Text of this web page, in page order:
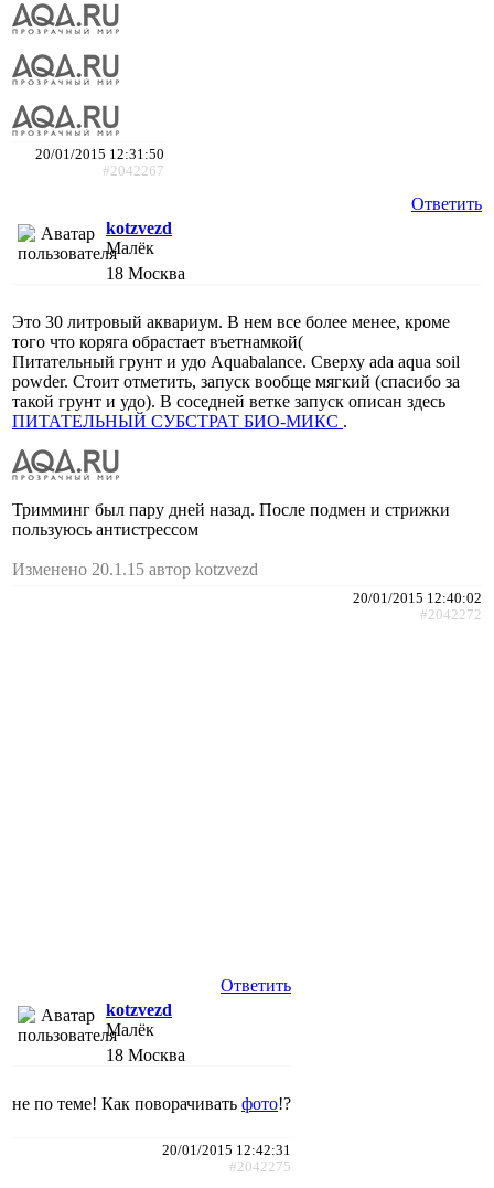
20/01/2015 12:31:50
#2042267
Ответить
kotzvezd
Малёк
18 Москва
Это 30 литровый аквариум. В нем все более менее, кроме
того что коряга обрастает въетнамкой(
Питательный грунт и удо Aquabalance. Сверху ada aqua soil
powder. Стоит отметить, запуск вообще мягкий (спасибо за
такой грунт и удо). В соседней ветке запуск описан здесь
ПИТАТЕЛЬНЫЙ СУБСТРАТ БИО-МИКС .
Тримминг был пару дней назад. После подмен и стрижки
пользуюсь антистрессом
Изменено 20.1.15 автор kotzvezd
20/01/2015 12:40:02
#2042272
Ответить
kotzvezd
Малёк
18 Москва
не по теме! Как поворачивать фото!?
20/01/2015 12:42:31
#2042275